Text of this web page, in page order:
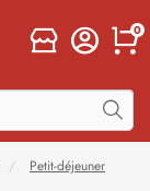
0
Petit-déjeuner